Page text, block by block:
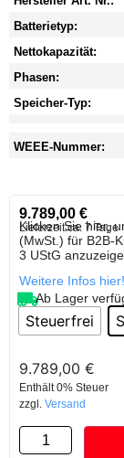
Batterietyp:
Nettokapazität:
Phasen:
Speicher-Typ:
WEEE-Nummer:
9.789,00 €
Lieferzeit:ca. 7 Tage
Klicken Sie hier,
(MwSt.) für B2B-
3 UStG
Weitere Infos hier!
Ab Lager
Steuerfrei
9.789,00 €
Enthält 0% Steuer
zzgl. Versand